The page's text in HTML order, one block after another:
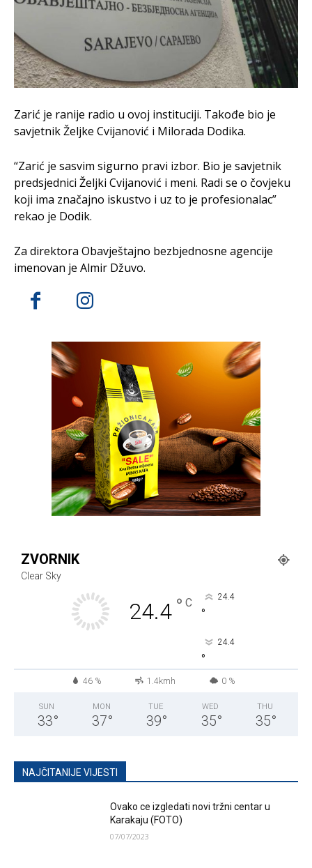
Zarić je ranije radio u ovoj instituciji. Takođe bio je
savjetnik Željke Cvijanović i Milorada Dodika.
“Zarić je sasvim sigurno pravi izbor. Bio je savjetnik
predsjednici Željki Cvijanović i meni. Radi se o čovjeku
koji ima značajno iskustvo i uz to je profesionalac”
rekao je Dodik.
Za direktora Obavještajno bezbjednosne agencije
imenovan je Almir Džuvo.
ZVORNIK
Clear Sky
24.4 ° C 24.4
°
24.4
°
46 % 1.4kmh 0 %
SUN
33°
MON
37°
TUE
39°
WED
35°
THU
35°
NAJČITANIJE VIJESTI
Ovako ce izgledati novi tržni centar u
Karakaju (FOTO)
07/07/2023